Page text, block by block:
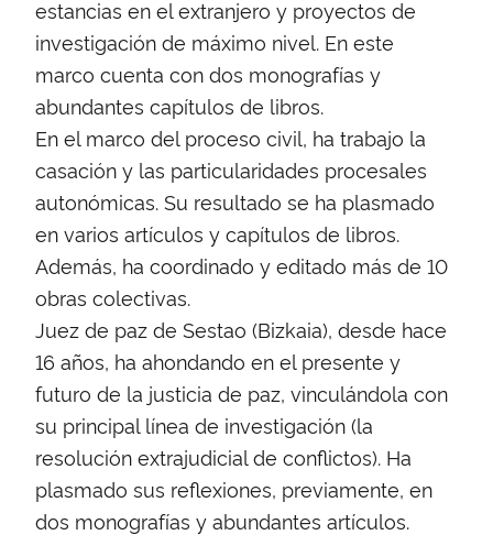
estancias en el extranjero y proyectos de
investigación de máximo nivel. En este
marco cuenta con dos monografías y
abundantes capítulos de libros.
En el marco del proceso civil, ha trabajo la
casación y las particularidades procesales
autonómicas. Su resultado se ha plasmado
en varios artículos y capítulos de libros.
Además, ha coordinado y editado más de 10
obras colectivas.
Juez de paz de Sestao (Bizkaia), desde hace
16 años, ha ahondando en el presente y
futuro de la justicia de paz, vinculándola con
su principal línea de investigación (la
resolución extrajudicial de conflictos). Ha
plasmado sus reflexiones, previamente, en
dos monografías y abundantes artículos.